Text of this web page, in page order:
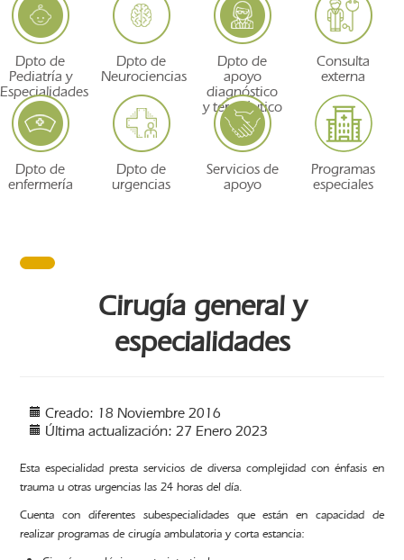
Dpto de
Pediatría y
Especialidades
Dpto de
Neurociencias
Dpto de
apoyo
diagnóstico
y terapéutico
Consulta
externa
Dpto de
enfermería
Dpto de
urgencias
Servicios de
apoyo
Programas
especiales
Cirugía general y
especialidades
Creado: 18 Noviembre 2016
Última actualización: 27 Enero 2023
Esta especialidad presta servicios de diversa complejidad con énfasis en
trauma u otras urgencias las 24 horas del día.
Cuenta con diferentes subespecialidades que están en capacidad de
realizar programas de cirugía ambulatoria y corta estancia: